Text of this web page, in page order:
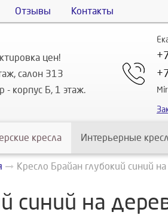
Отзывы Контакты
цен!
салон 313
- корпус Б, 1 этаж.
кресла Интерьерные
Кресло Брайан глубокий синий
синий на